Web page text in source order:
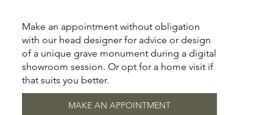
Make an appointment without obligation
with our head designer for advice or design
of a unique grave monument during a digital
showroom session. Or opt for a home visit if
that suits you better.
MAKE AN APPOINTMENT